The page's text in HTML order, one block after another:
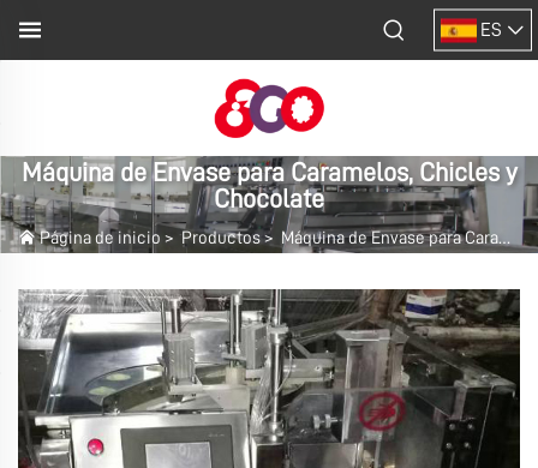
ES
Máquina de Envase para Caramelos, Chicles y
Chocolate
Página de inicio >Productos > Máquina de Envase para Caramelos, Chicles y Chocolate